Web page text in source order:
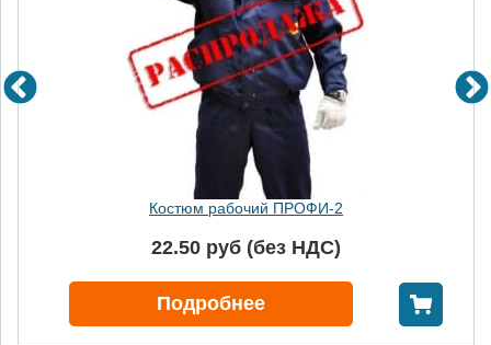
Костюм рабочий ПРОФИ-2
22.50 руб (без НДС)
Подробнее